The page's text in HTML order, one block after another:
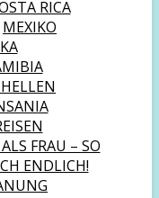
RICA
MEXIKO
FRAU – SO
ENDLICH!